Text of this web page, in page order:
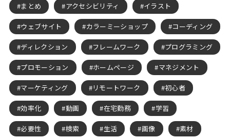
まとめ アクセシビリティ イラスト
ウェブサイト カラーミーショップ コーディング
ディレクション フレームワーク プログラミング
プロモーション ホームページ マネジメント
マーケティング リモートワーク 初心者
効率化 動画 在宅勤務 学習
必要性 検索 生活 画像 素材